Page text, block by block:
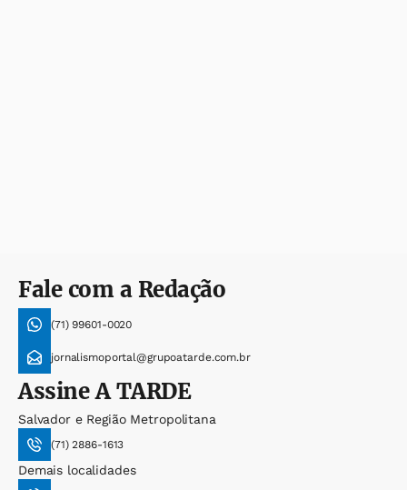
Fale com a Redação
(71) 99601-0020
jornalismoportal@grupoatarde.com.br
AssineA TARDE
Salvador e Região Metropolitana
(71) 2886-1613
Demais localidades